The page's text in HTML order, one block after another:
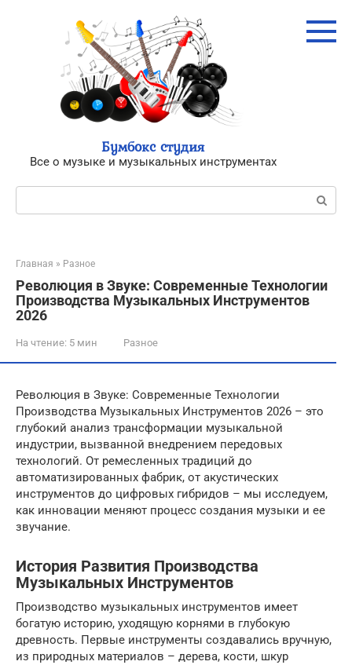
Бумбокс студия
Все о музыке и музыкальных инструментах
Поиск:
Главная » Разное
Революция в Звуке: Современные Технологии
Производства Музыкальных Инструментов
2026
На чтение: 5 мин Разное
Революция в Звуке: Современные Технологии
Производства Музыкальных Инструментов 2026 – это
глубокий анализ трансформации музыкальной
индустрии, вызванной внедрением передовых
технологий. От ремесленных традиций до
автоматизированных фабрик, от акустических
инструментов до цифровых гибридов – мы исследуем,
как инновации меняют процесс создания музыки и ее
звучание.
История Развития Производства
Музыкальных Инструментов
Производство музыкальных инструментов имеет
богатую историю, уходящую корнями в глубокую
древность. Первые инструменты создавались вручную,
из природных материалов – дерева, кости, шкур